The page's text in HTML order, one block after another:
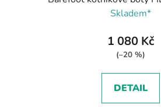
Skladem*
1 080 Kč
(–20 %)
DETAIL